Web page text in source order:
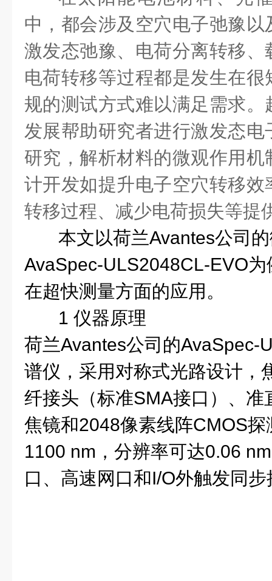
中，都会涉及空穴电子弛豫
激发态弛豫、电荷分离转移
电荷转移等过程都是发生在
规的测试方式难以满足需求
发展帮助研究者进行激发态
研究，解析材料的微观作用
计开发如提升电子空穴转移
转移过程、减少电荷损失等提
本文以荷兰Avantes公司
AvaSpec-ULS2048CL-EVO为
在超快测量方面的应用。
1 仪器原理
荷兰Avantes公司的AvaSpec-
谱仪，采用对称式光路设计，
纤接头（标准SMA接口）、准
焦镜和2048像素线阵CMOS探
1100 nm ，分辨率可达0.06 nm
口、高速网口和I/O外触发同步